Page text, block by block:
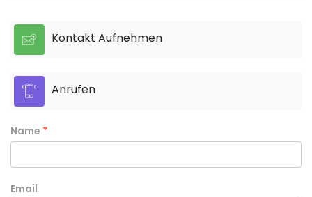
Kontakt Aufnehmen
Anrufen
Name
Email